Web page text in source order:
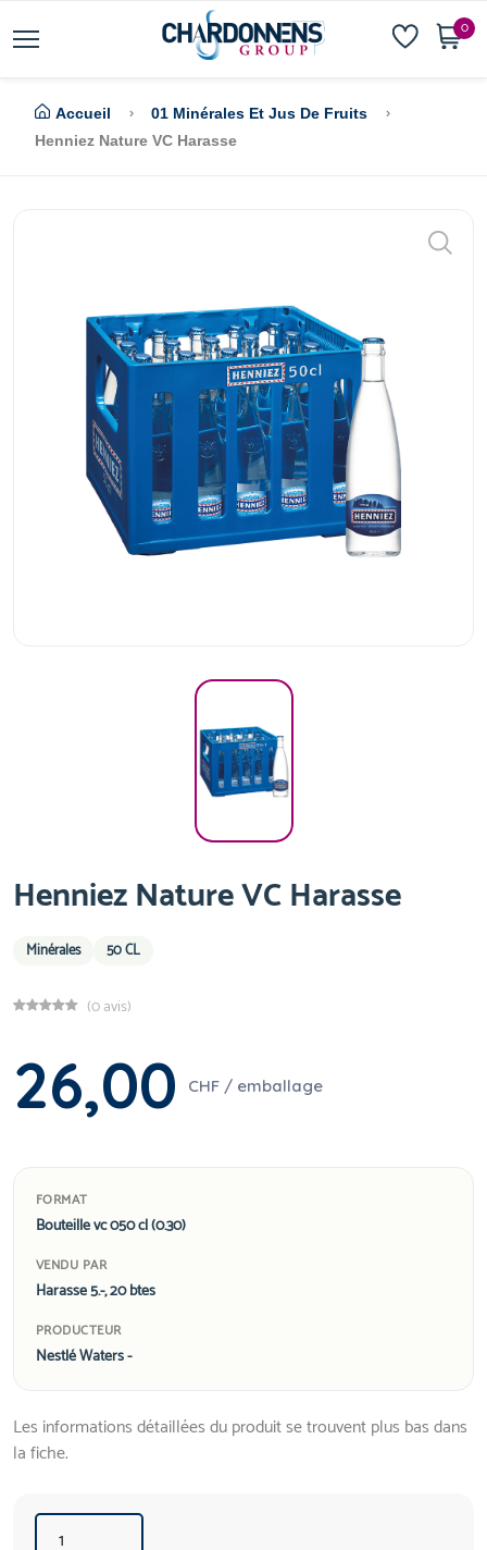
0
Accueil
01 Minérales Et Jus De Fruits
Henniez Nature VC Harasse
Henniez Nature VC Harasse
Minérales 50 CL
(0 avis)
26,00 CHF / emballage
FORMAT
Bouteille vc 050 cl (0.30)
VENDU PAR
Harasse 5.-, 20 btes
PRODUCTEUR
Nestlé Waters -
Les informations détaillées du produit se trouvent plus bas dans
la fiche.